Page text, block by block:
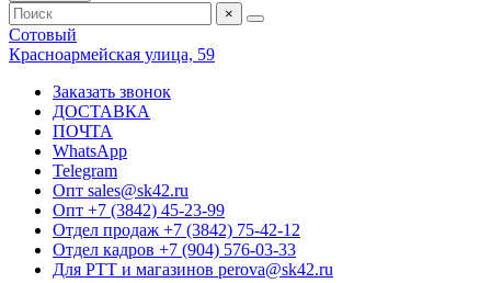
×
Сотовый
Красноармейская улица, 59
Заказать звонок
ДОСТАВКА
ПОЧТА
WhatsApp
Telegram
Опт sales@sk42.ru
Опт +7 (3842) 45-23-99
Отдел продаж +7 (3842) 75-42-12
Отдел кадров +7 (904) 576-03-33
Для РТТ и магазинов perova@sk42.ru